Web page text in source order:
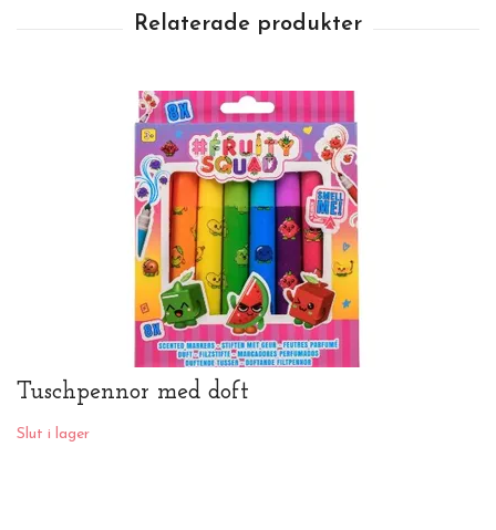
Tuschpennor med doft
Slut i lager